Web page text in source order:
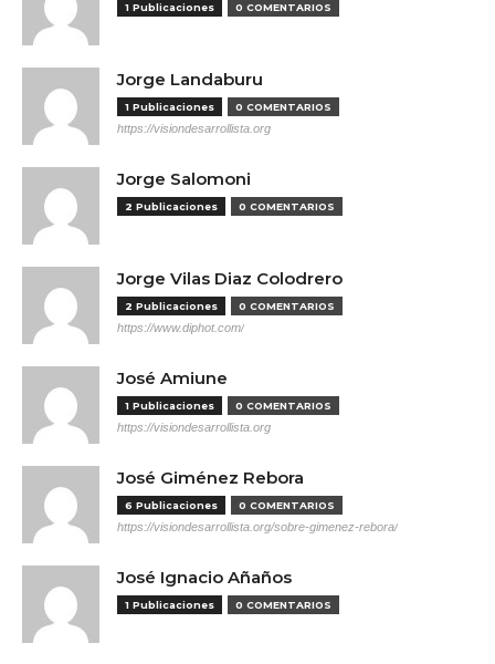
1 Publicaciones 0 COMENTARIOS
Jorge Landaburu
1 Publicaciones 0 COMENTARIOS
https://visiondesarrollista.org
Jorge Salomoni
2 Publicaciones 0 COMENTARIOS
Jorge Vilas Diaz Colodrero
2 Publicaciones 0 COMENTARIOS
https://www.diphot.com/
José Amiune
1 Publicaciones 0 COMENTARIOS
https://visiondesarrollista.org
José Giménez Rebora
6 Publicaciones 0 COMENTARIOS
https://visiondesarrollista.org/sobre-gimenez-rebora/
José Ignacio Añaños
1 Publicaciones 0 COMENTARIOS